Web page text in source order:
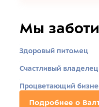
Мы
Здоровый питомец
Счастливый владелец
Процветающий
Подробнее о